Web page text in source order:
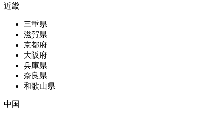
近畿
三重県
滋賀県
京都府
大阪府
兵庫県
奈良県
和歌山県
中国